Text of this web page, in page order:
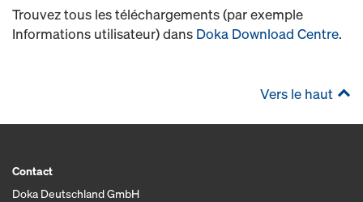
Trouvez tous les téléchargements (par exemple
Informations utilisateur) dans Doka Download Centre.
Vers le haut
Contact
Doka Deutschland GmbH